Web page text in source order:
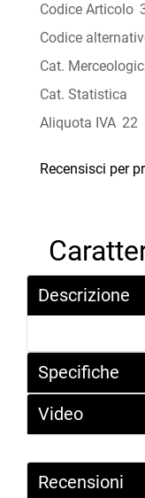
Codice Articolo
Codice
Cat.
Cat. Statistica
Aliquota IVA 22
Recensisci per
Descrizione
Specifiche
Video
Recensioni